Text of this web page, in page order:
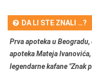
DA LI STE ZNALI …?
Prva apoteka u
apoteka Mateja
legendarne kafane "Znak